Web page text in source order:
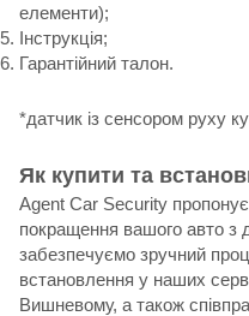
елементи);
Інструкція;
Гарантійний талон.
*датчик із сенсором руху
Як купити та
Agent Car Security
покращення вашого авто з
забезпечуємо зручний
встановлення у наших
Вишневому, а також